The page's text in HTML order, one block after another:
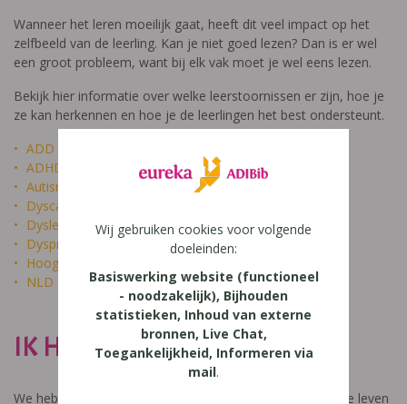
Wanneer het leren moeilijk gaat, heeft dit veel impact op het
zelfbeeld van de leerling. Kan je niet goed lezen? Dan is er wel
een groot probleem, want bij elk vak moet je wel eens lezen.
Bekijk hier informatie over welke leerstoornissen er zijn, hoe je
ze kan herkennen en hoe je de leerlingen het best ondersteunt.
ADD
ADHD
Autisme
Dyscalculie
Dyslexie
Dyspraxie
Hoogbegaafdheid
NLD
IK HEET NIET DOM
We hebben een video gemaakt die toont hoe het is om te leven
Wij gebruiken cookies voor volgende
doeleinden:
Basiswerking website (functioneel
- noodzakelijk), Bijhouden
statistieken, Inhoud van externe
bronnen, Live Chat,
Toegankelijkheid, Informeren via
mail.